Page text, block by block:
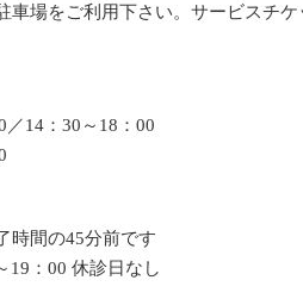
車場をご利用下さい。サービスチ
／14：30～18：00
時間の45分前です
19：00 休診日なし